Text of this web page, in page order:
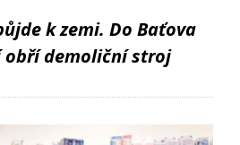
k zemi. Do Baťova
demoliční stroj